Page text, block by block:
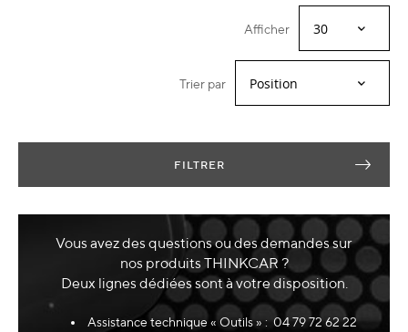
Afficher
Trier par
FILTRER
Vous avez des questions ou des demandes sur
nos produits THINKCAR ?
Deux lignes dédiées sont à votre disposition.
Assistance technique « Outils » : 04 79 72 62 22